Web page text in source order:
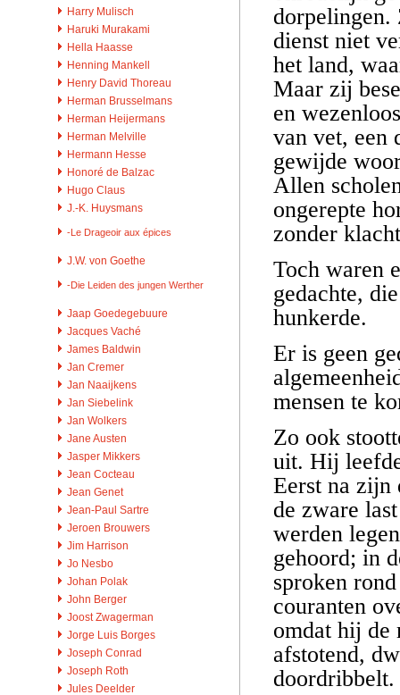
Harry Mulisch
Haruki Murakami
Hella Haasse
Henning Mankell
Henry David Thoreau
Herman Brusselmans
Herman Heijermans
Herman Melville
Hermann Hesse
Honoré de Balzac
Hugo Claus
J.-K. Huysmans
-Le Drageoir aux épices
J.W. von Goethe
-Die Leiden des jungen Werther
Jaap Goedegebuure
Jacques Vaché
James Baldwin
Jan Cremer
Jan Naaijkens
Jan Siebelink
Jan Wolkers
Jane Austen
Jasper Mikkers
Jean Cocteau
Jean Genet
Jean-Paul Sartre
Jeroen Brouwers
Jim Harrison
Jo Nesbo
Johan Polak
John Berger
Joost Zwagerman
Jorge Luis Borges
Joseph Conrad
Joseph Roth
Jules Deelder
dorpelingen.
dienst niet
het land,
Maar zij
en
van vet, een
gewijde
Allen
ongerepte
zonder
Toch waren
gedachte,
hunkerde.
Er is geen
mensen te
Zo ook
uit. Hij
Eerst na zijn
de zware
werden
gehoord; in
sproken
couranten
omdat hij de
afstotend,
doordribbelt.